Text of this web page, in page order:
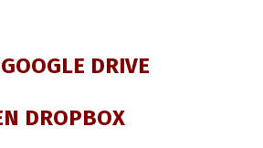
DRIVE
DROPBOX